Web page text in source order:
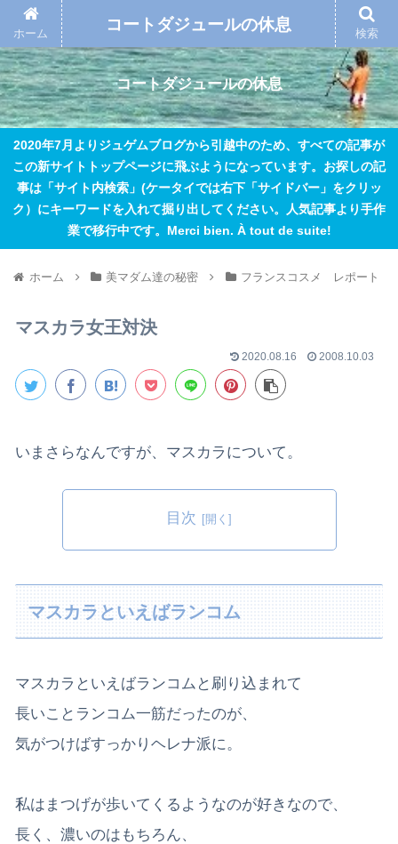
コートダジュールの休息
2020年7月よりジュゲムブログから引越中のため、すべての記事が
この新サイトトップページに飛ぶようになっています。お探しの記
事は「サイト内検索」(ケータイでは右下「サイドバー」をクリッ
ク）にキーワードを入れて掘り出してください。人気記事より手作
業で移行中です。Merci bien. À tout de suite!
ホーム 美マダム達の秘密 フランスコスメ レポート
マスカラ女王対決
2020.08.16 2008.10.03
いまさらなんですが、マスカラについて。
目次
マスカラといえばランコム
マスカラといえばランコムと刷り込まれて
長いことランコム一筋だったのが、
気がつけばすっかりヘレナ派に。
私はまつげが歩いてくるようなのが好きなので、
長く、濃いのはもちろん、
ホーム コートダジュールの休息 検索